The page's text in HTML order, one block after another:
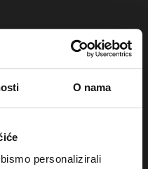
O nama
personalizirali